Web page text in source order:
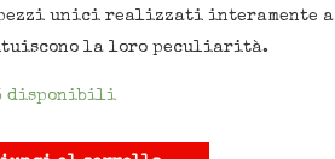
unici realizzati interamente a
la loro peculiarità.
disponibili